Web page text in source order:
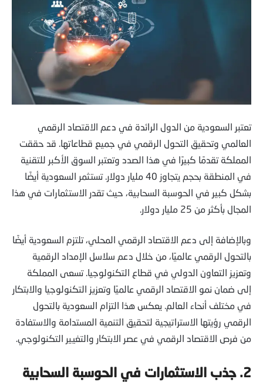
تعتبر السعودية من الدول الرائدة في دعم الاقتصاد الرقمي
العالمي وتحقيق التحول الرقمي في جميع قطاعاتها. قد حققت
المملكة تقدمًا كبيرًا في هذا الصدد وتعتبر السوق الأكبر للتقنية
في المنطقة بحجم يتجاوز 40 مليار دولار. تستثمر السعودية أيضًا
بشكل كبير في الحوسبة السحابية، حيث تقدر الاستثمارات في هذا
المجال بأكثر من 25 مليار دولار.
وبالإضافة إلى دعم الاقتصاد الرقمي المحلي، تلتزم السعودية أيضًا
بالتحول الرقمي عالميًا، من خلال دعم سلاسل الإمداد الرقمية
وتعزيز التعاون الدولي في قطاع التكنولوجيا. تسعى المملكة
إلى ضمان نمو الاقتصاد الرقمي عالميًا وتعزيز التكنولوجيا والابتكار
في مختلف أنحاء العالم. يعكس هذا التزام السعودية بالتحول
الرقمي رؤيتها الاستراتيجية لتحقيق التنمية المستدامة والاستفادة
من فرص الاقتصاد الرقمي في عصر الابتكار والتغيير التكنولوجي.
2. جذب الاستثمارات في الحوسبة السحابية